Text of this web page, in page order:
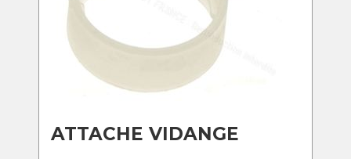
ATTACHE VIDANGE